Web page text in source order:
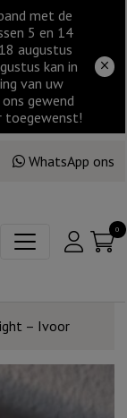
met de
5 en 14
augustus
kan in
van uw
gewend
toegewenst!
WhatsApp ons
0
– Ivoor